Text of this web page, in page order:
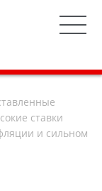
ставки
и сильном